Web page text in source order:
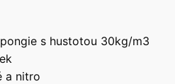
s hustotou 30kg/m3
a nitro